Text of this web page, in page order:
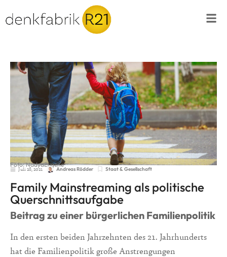
Foto:NadyaEugene
Juli 28, 2021 Andreas Rödder Staat & Gesellschaft
Family Mainstreaming als politische
Querschnittsaufgabe
Beitrag zu einer bürgerlichen Familienpolitik
In den ersten beiden Jahrzehnten des 21. Jahrhunderts
hat die Familienpolitik große Anstrengungen